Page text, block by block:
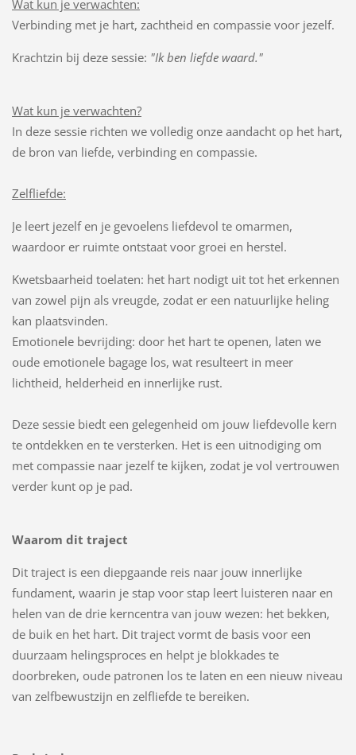
Wat kun je verwachten:
Verbinding met je hart, zachtheid en compassie voor jezelf.
Krachtzin bij deze sessie: "Ik ben liefde waard."
Wat kun je verwachten?
In deze sessie richten we volledig onze aandacht op het hart,
de bron van liefde, verbinding en compassie.
Zelfliefde:
Je leert jezelf en je gevoelens liefdevol te omarmen,
waardoor er ruimte ontstaat voor groei en herstel.
Kwetsbaarheid toelaten: het hart nodigt uit tot het erkennen
van zowel pijn als vreugde, zodat er een natuurlijke heling
kan plaatsvinden.
Emotionele bevrijding: door het hart te openen, laten we
oude emotionele bagage los, wat resulteert in meer
lichtheid, helderheid en innerlijke rust.
Deze sessie biedt een gelegenheid om jouw liefdevolle kern
te ontdekken en te versterken. Het is een uitnodiging om
met compassie naar jezelf te kijken, zodat je vol vertrouwen
verder kunt op je pad.
Waarom dit traject
Dit traject is een diepgaande reis naar jouw innerlijke
fundament, waarin je stap voor stap leert luisteren naar en
helen van de drie kerncentra van jouw wezen: het bekken,
de buik en het hart. Dit traject vormt de basis voor een
duurzaam helingsproces en helpt je blokkades te
doorbreken, oude patronen los te laten en een nieuw niveau
van zelfbewustzijn en zelfliefde te bereiken.